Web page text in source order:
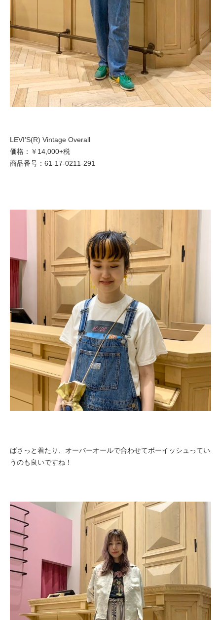
LEVI'S(R) Vintage Overall
価格：￥14,000+税
商品番号：61-17-0211-291
ばさっと着たり、オーバーオールで合わせてボーイッシュってい
うのも良いですね！